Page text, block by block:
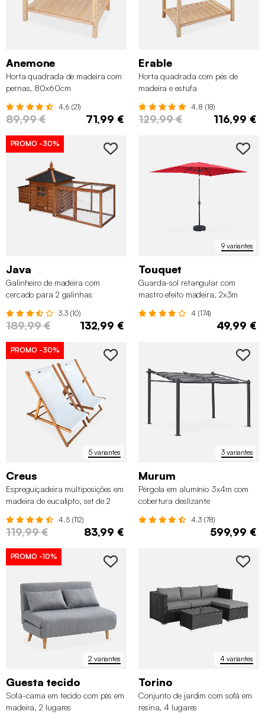
Anemone
Horta quadrada de madeira com
pernas, 80x60cm
4.6 (21)
89,99 € 71,99 €
Erable
Horta quadrada com pés de
madeira e estufa
4.8 (18)
129,99 € 116,99 €
PROMO -30%
Java
Galinheiro de madeira com
cercado para 2 galinhas
3.3 (10)
189,99 € 132,99 €
9 variantes
Touquet
Guarda-sol retangular com
mastro efeito madeira, 2x3m
4 (174)
49,99 €
5 variantes
PROMO -30%
Creus
Espreguiçadeira multiposições em
madeira de eucalipto, set de 2
4.5 (112)
119,99 € 83,99 €
3 variantes
Murum
Pérgola em alumínio 3x4m com
cobertura deslizante
4.3 (78)
599,99 €
2 variantes
PROMO -10%
Guesta tecido
Sofá-cama em tecido com pés em
madeira, 2 lugares
4 variantes
Torino
Conjunto de jardim com sofá em
resina, 4 lugares